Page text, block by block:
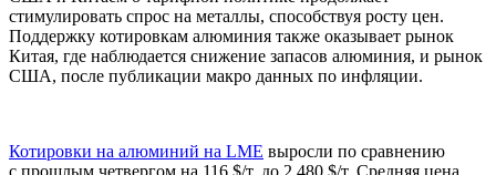
стимулировать спрос на металлы, способствуя росту цен.
Поддержку котировкам алюминия также оказывает рынок
Китая, где наблюдается снижение запасов алюминия, и рынок
США, после публикации макро данных по инфляции.
Котировки на алюминий на LME выросли по сравнению
с прошлым четвергом на 116 $/т, до 2 480 $/т. Средняя цена